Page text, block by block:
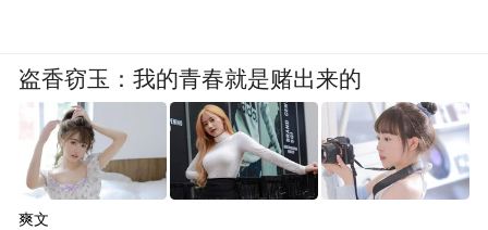
盗香窃玉：我的青春就是赌出来的
爽文